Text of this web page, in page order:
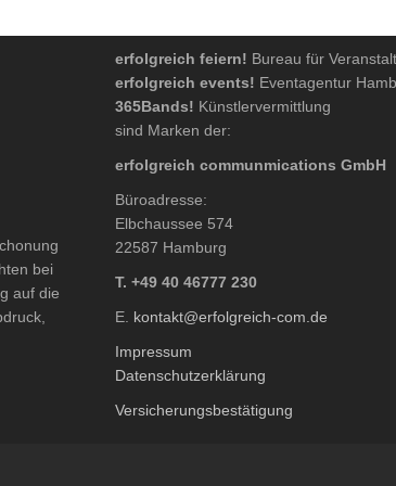
bei
auf die
erfolgreich feiern! Bureau für
erfolgreich events! Eventagentur
365Bands! Künstlervermittlung
sind Marken der:
erfolgreich communmications GmbH
Büroadresse:
Elbchaussee 574
22587 Hamburg
T. +49 40 46777 230
E. kontakt@erfolgreich-com.de
Impressum
Datenschutzerklärung
Versicherungsbestätigung